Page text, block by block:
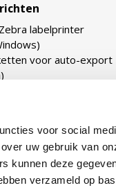
voor social
uw gebruik van
kunnen deze
verzameld op
labelprinter
voor auto-export
ik nodig voor mijn
van permanent